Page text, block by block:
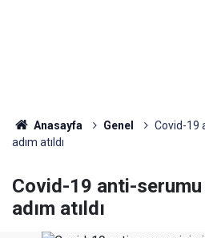
Anasayfa Genel
Covid-19
adım atıldı
Covid-19 anti-
adım atıldı